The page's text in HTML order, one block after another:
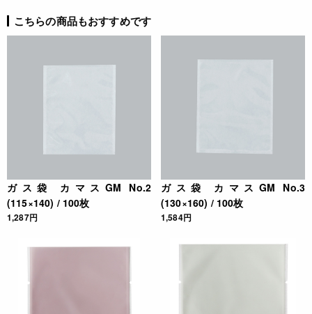
こちらの商品もおすすめです
ガス袋 カマスGM No.2
(115×140) / 100枚
1,287円
ガス袋 カマスGM No.3
(130×160) / 100枚
1,584円